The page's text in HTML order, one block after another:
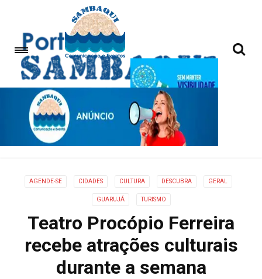
AGENDE-SE CIDADES CULTURA DESCUBRA GERAL
GUARUJÁ TURISMO
Teatro Procópio Ferreira
recebe atrações culturais
durante a semana